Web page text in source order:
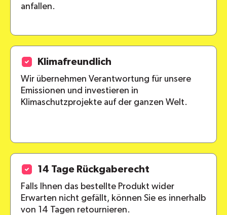
anfallen.
Klimafreundlich
Wir übernehmen Verantwortung für unsere
Emissionen und investieren in
Klimaschutzprojekte auf der ganzen Welt.
14 Tage Rückgaberecht
Falls Ihnen das bestellte Produkt wider
Erwarten nicht gefällt, können Sie es innerhalb
von 14 Tagen retournieren.